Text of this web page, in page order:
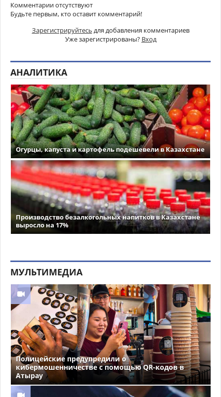
Комментарии отсутствуют
Будьте первым, кто оставит комментарий!
Зарегистрируйтесь для добавления комментариев
Уже зарегистрированы? Вход
АНАЛИТИКА
Огурцы, капуста и картофель подешевели в Казахстане
Производство безалкогольных напитков в Казахстане
выросло на 17%
МУЛЬТИМЕДИА
Полицейские предупредили о
кибермошенничестве с помощью QR-кодов в
Атырау